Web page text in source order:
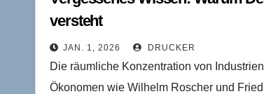
versteht
JAN. 1, 2026 DRUCKER
Die räumliche Konzentration von
Ökonomen wie Wilhelm Roscher und